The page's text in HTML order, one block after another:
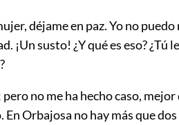
déjame en paz. Yo no
¡Un susto! ¿Y qué es eso? ¿Tú
no me ha hecho caso, mejor
En Orbajosa no hay más que